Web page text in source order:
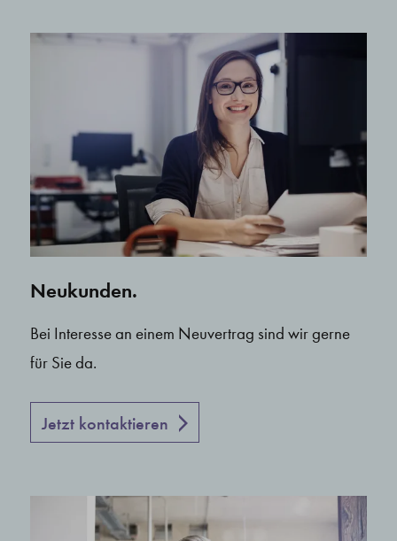
Neukunden.
Bei Interesse an einem Neuvertrag sind wir gerne
für Sie da.
Jetzt kontaktieren